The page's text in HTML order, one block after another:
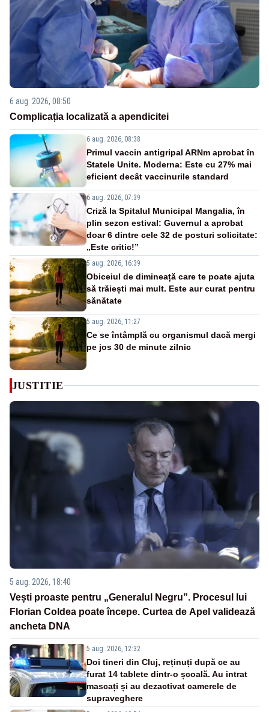
6 aug. 2026, 08:50
Complicația localizată a apendicitei
6 aug. 2026, 08:38
Primul vaccin antigripal ARNm aprobat în
Statele Unite. Moderna: Este cu 27% mai
eficient decât vaccinurile standard
6 aug. 2026, 07:39
Criză la Spitalul Municipal Mangalia, în
plin sezon estival: Guvernul a aprobat
doar 6 dintre cele 32 de posturi solicitate:
„Este critic!”
5 aug. 2026, 16:39
Obiceiul de dimineață care te poate ajuta
să trăiești mai mult. Este aur curat pentru
sănătate
5 aug. 2026, 11:27
Ce se întâmplă cu organismul dacă mergi
pe jos 30 de minute zilnic
JUSTITIE
5 aug. 2026, 18:40
Vești proaste pentru „Generalul Negru”. Procesul lui
Florian Coldea poate începe. Curtea de Apel validează
ancheta DNA
5 aug. 2026, 12:32
Doi tineri din Cluj, reținuți după ce au
furat 14 tablete dintr-o școală. Au intrat
mascați și au dezactivat camerele de
supraveghere